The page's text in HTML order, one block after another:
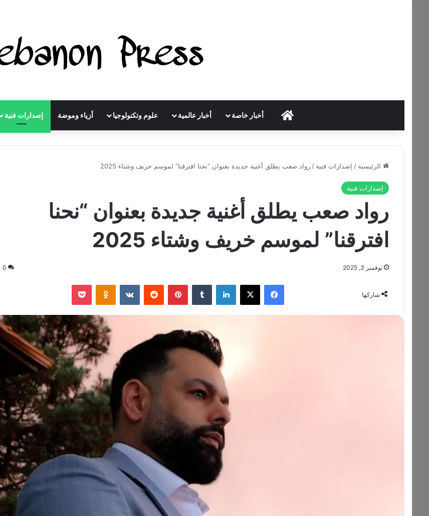
HOMEأخبار خاصة أخبار عالمية علوم وتكنولوجيا أزياء وموضة إصدارات فنية
الرئيسية / إصدارات فنية / رواد صعب يطلق أغنية جديدة بعنوان “نحنا افترقنا” لموسم خريف وشتاء 2025
إصدارات فنية
رواد صعب يطلق أغنية جديدة بعنوان “نحنا
افترقنا” لموسم خريف وشتاء 2025
نوفمبر 3, 2025 0
شاركها
فيسبوك ‫X لينكدإن ‏Tumblr بينتيريست ‏Reddit
‏VKontakte
Odnoklassniki
‫Pocket